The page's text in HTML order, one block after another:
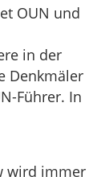
OUN und
in der
Denkmäler
Führer. In
wird immer